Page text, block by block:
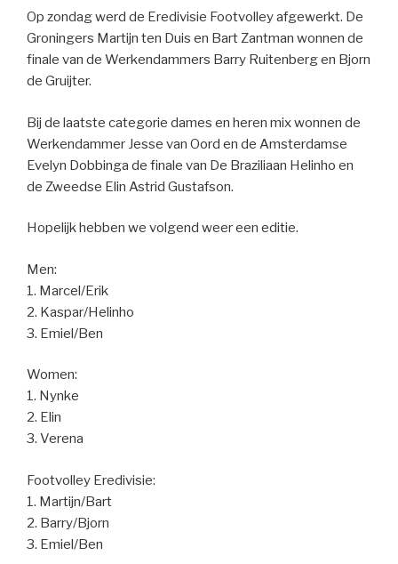
Op zondag werd de Eredivisie Footvolley afgewerkt. De
Groningers Martijn ten Duis en Bart Zantman wonnen de
finale van de Werkendammers Barry Ruitenberg en Bjorn
de Gruijter.
Bij de laatste categorie dames en heren mix wonnen de
Werkendammer Jesse van Oord en de Amsterdamse
Evelyn Dobbinga de finale van De Braziliaan Helinho en
de Zweedse Elin Astrid Gustafson.
Hopelijk hebben we volgend weer een editie.
Men:
1. Marcel/Erik
2. Kaspar/Helinho
3. Emiel/Ben
Women:
1. Nynke
2. Elin
3. Verena
Footvolley Eredivisie:
1. Martijn/Bart
2. Barry/Bjorn
3. Emiel/Ben